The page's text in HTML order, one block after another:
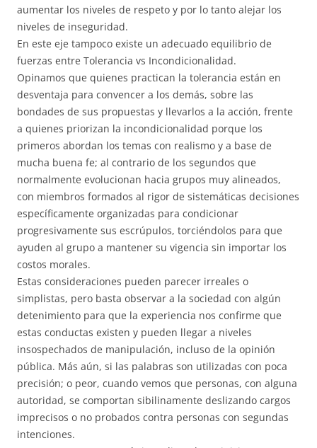
aumentar los niveles de respeto y por lo tanto alejar los
niveles de inseguridad.
En este eje tampoco existe un adecuado equilibrio de
fuerzas entre Tolerancia vs Incondicionalidad.
Opinamos que quienes practican la tolerancia están en
desventaja para convencer a los demás, sobre las
bondades de sus propuestas y llevarlos a la acción, frente
a quienes priorizan la incondicionalidad porque los
primeros abordan los temas con realismo y a base de
mucha buena fe; al contrario de los segundos que
normalmente evolucionan hacia grupos muy alineados,
con miembros formados al rigor de sistemáticas decisiones
específicamente organizadas para condicionar
progresivamente sus escrúpulos, torciéndolos para que
ayuden al grupo a mantener su vigencia sin importar los
costos morales.
Estas consideraciones pueden parecer irreales o
simplistas, pero basta observar a la sociedad con algún
detenimiento para que la experiencia nos confirme que
estas conductas existen y pueden llegar a niveles
insospechados de manipulación, incluso de la opinión
pública. Más aún, si las palabras son utilizadas con poca
precisión; o peor, cuando vemos que personas, con alguna
autoridad, se comportan sibilinamente deslizando cargos
imprecisos o no probados contra personas con segundas
intenciones.